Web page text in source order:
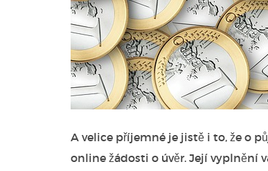
A velice příjemné je jistě i to, že o
online žádosti o úvěr. Její vyplnění